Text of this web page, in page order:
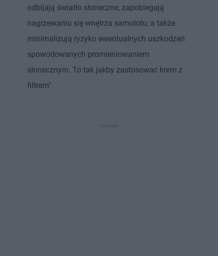
odbijają światło słoneczne, zapobiegają
nagrzewaniu się wnętrza samolotu, a także
minimalizują ryzyko ewentualnych uszkodzeń
spowodowanych promieniowaniem
słonecznym. To tak jakby zastosować krem z
filtrem"